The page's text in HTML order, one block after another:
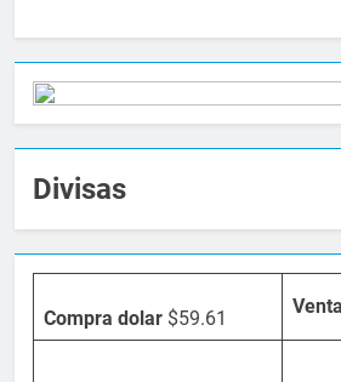
Divisas
Compra dolar $59.61